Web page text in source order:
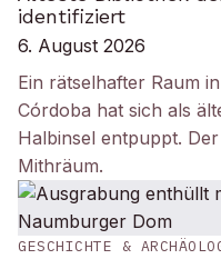
identifiziert
6. August 2026
Ein rätselhafter Raum
Córdoba hat sich als
Halbinsel entpuppt.
Mithräum.
GESCHICHTE &